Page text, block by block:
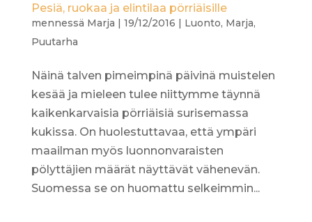
Pesiä, ruokaa ja elintilaa pörriäisille
mennessä Marja | 19/12/2016 | Luonto, Marja,
Puutarha
Näinä talven pimeimpinä päivinä muistelen
kesää ja mieleen tulee niittymme täynnä
kaikenkarvaisia pörriäisiä surisemassa
kukissa. On huolestuttavaa, että ympäri
maailman myös luonnonvaraisten
pölyttäjien määrät näyttävät vähenevän.
Suomessa se on huomattu selkeimmin...